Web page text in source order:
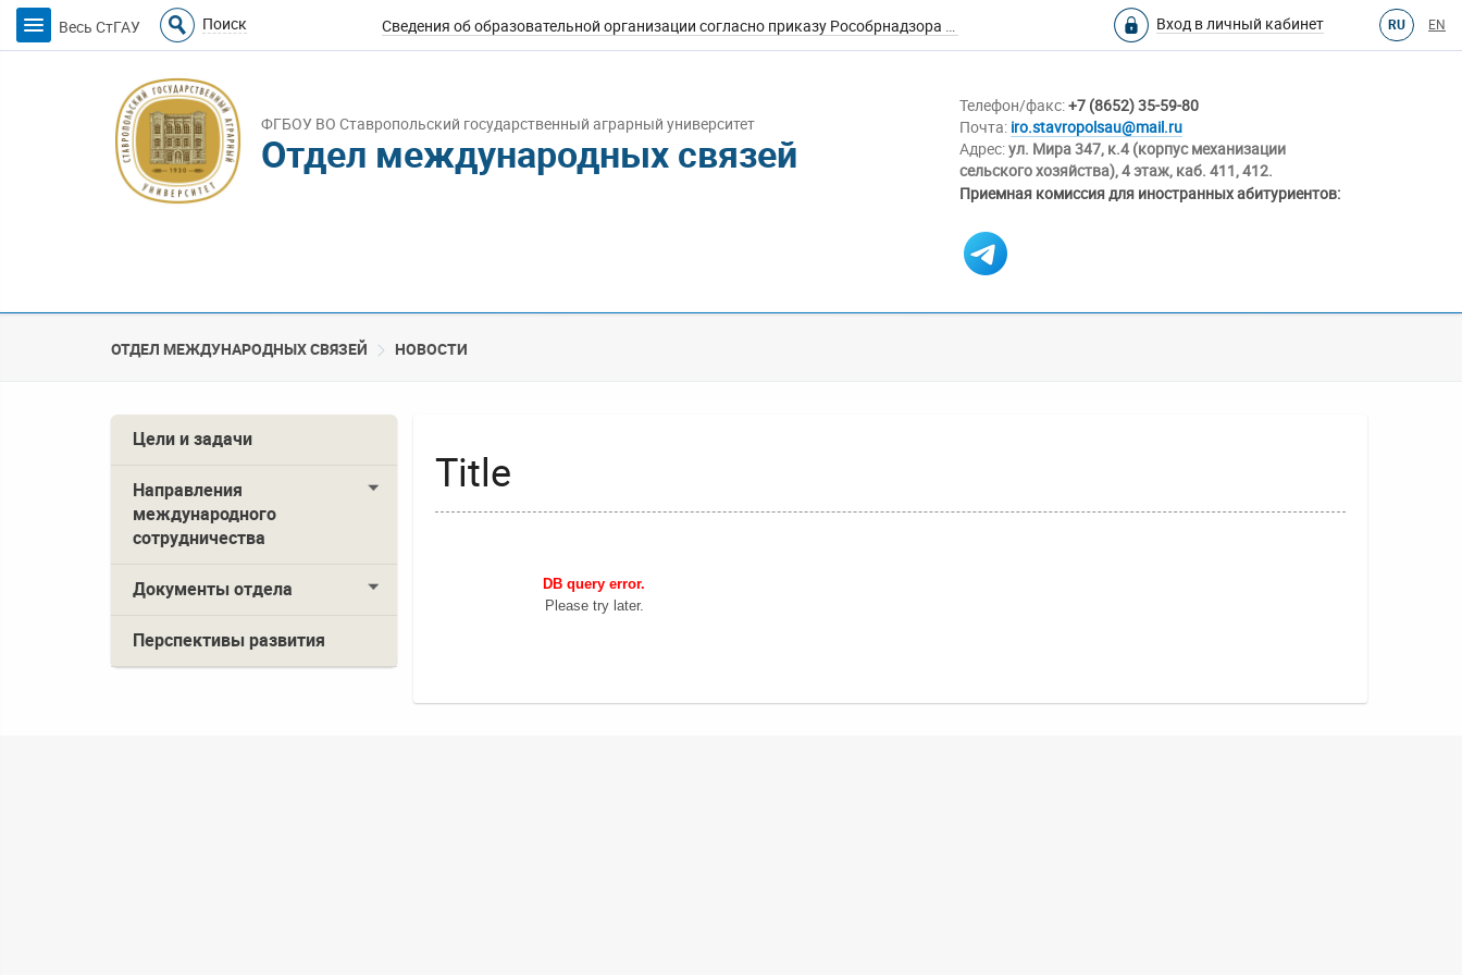
Весь СтГАУ Поиск Вход в личный кабинет RU EN
ФГБОУ ВО Ставропольский государственный аграрный университет
Отдел международных связей
Телефон/факс:+7 (8652) 35-59-80
Почта: iro.stavropolsau@mail.ru
Адрес:ул. Мира 347, к.4 (корпус механизации
сельского хозяйства), 4 этаж, каб. 411, 412.
Приемная комиссия для иностранных абитуриентов:
ОТДЕЛ МЕЖДУНАРОДНЫХ СВЯЗЕЙ НОВОСТИ
Цели и задачи
Направления
международного
сотрудничества
Документы отдела
Перспективы развития
Title
DB query error.
Please try later.